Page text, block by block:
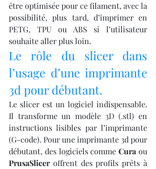
être optimisée pour ce filament, avec la
possibilité, plus tard, d’imprimer en
PETG, TPU ou ABS si l’utilisateur
souhaite aller plus loin.
Le rôle du slicer dans
l’usage d’une imprimante
3d pour débutant.
Le slicer est un logiciel indispensable.
Il transforme un modèle 3D (.stl) en
instructions lisibles par l’imprimante
(G-code). Pour une imprimante 3d pour
débutant, des logiciels comme Cura
PrusaSlicer offrent des profils prêts à